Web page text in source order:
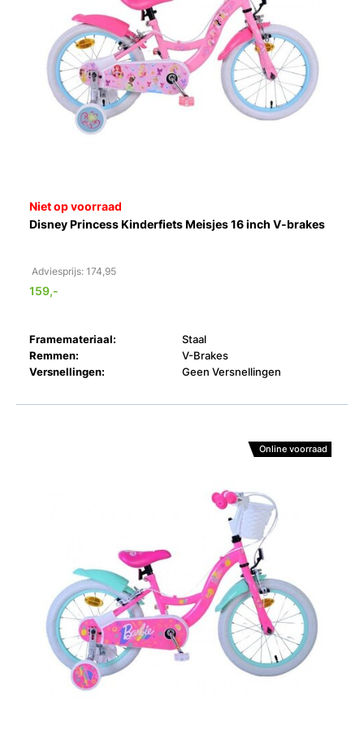
Niet op voorraad
Disney Princess Kinderfiets Meisjes 16 inch V-brakes
Adviesprijs: 174,95
159,-
Framemateriaal:
Staal
Remmen:
V-Brakes
Versnellingen:
Geen Versnellingen
Online voorraad